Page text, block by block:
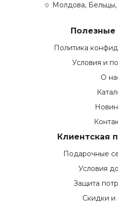
Молдова, Бельцы,
Полезные
Политика
Условия и
О
Клиентская
Подарочные
Условия
Защита
Скидки и